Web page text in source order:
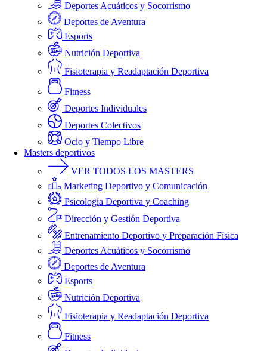
Deportes Acuáticos y Socorrismo
Deportes de Aventura
Esports
Nutrición Deportiva
Fisioterapia y Readaptación Deportiva
Fitness
Deportes Individuales
Deportes Colectivos
Ocio y Tiempo Libre
Masters deportivos
VER TODOS LOS MASTERS
Marketing Deportivo y Comunicación
Psicología Deportiva y Coaching
Dirección y Gestión Deportiva
Entrenamiento Deportivo y Preparación Física
Deportes Acuáticos y Socorrismo
Deportes de Aventura
Esports
Nutrición Deportiva
Fisioterapia y Readaptación Deportiva
Fitness